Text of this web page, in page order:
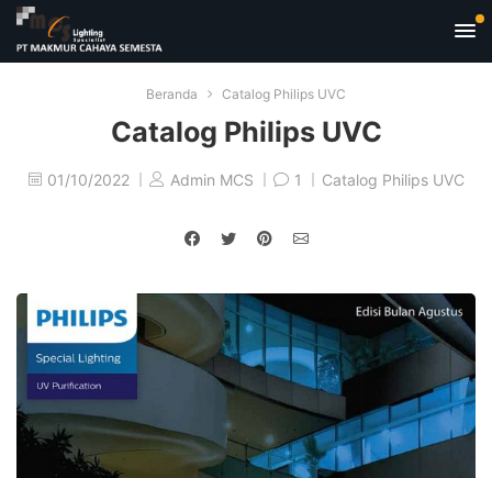
Beranda Catalog Philips UVC
Catalog Philips UVC
01/10/2022 Admin MCS 1 Catalog Philips UVC